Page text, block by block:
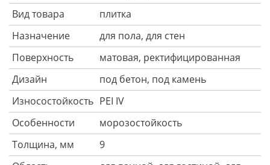
Вид товара
плитка
Назначение
для пола, для стен
Поверхность
матовая, ректифицированная
Дизайн
под бетон, под камень
Износостойкость PEI IV
Особенности
морозостойкость
Толщина, мм
9